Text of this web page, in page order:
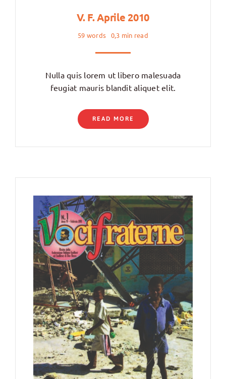
V. F. Aprile 2010
59 words 0,3 min read
Nulla quis lorem ut libero malesuada
feugiat mauris blandit aliquet elit.
READ MORE